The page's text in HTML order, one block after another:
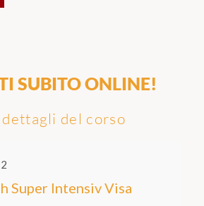
SUBITO ONLINE!
del corso